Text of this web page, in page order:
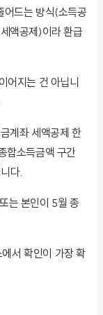
어드는 방식(소득공
액공제)이라 환급
어지는 건 아닙니
계좌 세액공제 한
합소득금액 구간
다.
는 본인이 5월 종
서 확인이 가장 확